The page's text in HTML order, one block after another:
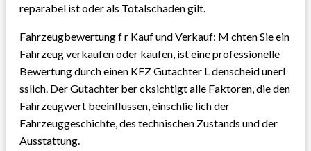
reparabel ist oder als Totalschaden gilt.
Fahrzeugbewertung f r Kauf und Verkauf: M chten Sie ein
Fahrzeug verkaufen oder kaufen, ist eine professionelle
Bewertung durch einen KFZ Gutachter L denscheid unerl
sslich. Der Gutachter ber cksichtigt alle Faktoren, die den
Fahrzeugwert beeinflussen, einschlie lich der
Fahrzeuggeschichte, des technischen Zustands und der
Ausstattung.